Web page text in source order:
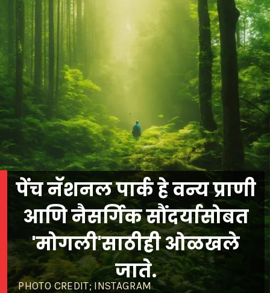
PHOTO CREDIT; INSTAGRAM
पेंच नॅशनल पार्क हे वन्य प्राणी
आणि नैसर्गिक सौंदर्यासोबत
'मोगली'साठीही ओळखले
जाते.